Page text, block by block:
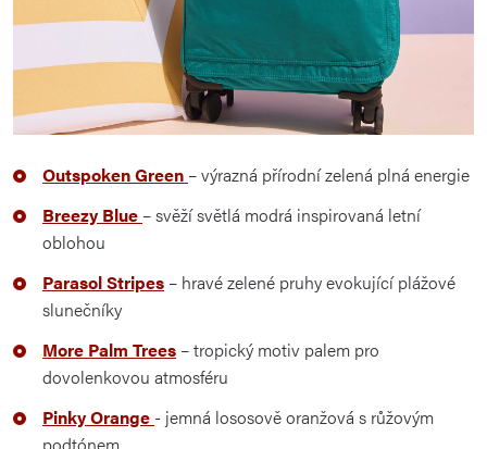
Outspoken Green – výrazná přírodní zelená plná energie
Breezy Blue – svěží světlá modrá inspirovaná letní
oblohou
Parasol Stripes – hravé zelené pruhy evokující plážové
slunečníky
More Palm Trees – tropický motiv palem pro
dovolenkovou atmosféru
Pinky Orange - jemná lososově oranžová s růžovým